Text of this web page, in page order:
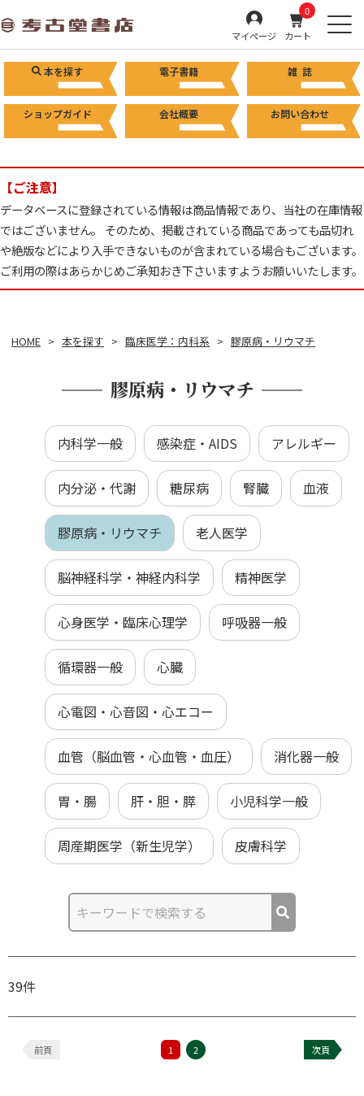
マイページ カート
0
本を探す 電子書籍 雑 誌
ショップガイド 会社概要 お問い合わせ
【ご注意】
データベースに登録されている情報は商品情報であり、当社の在庫情報
ではございません。 そのため、掲載されている商品であっても品切れ
や絶版などにより入手できないものが含まれている場合もございます。
ご利用の際はあらかじめご承知おき下さいますようお願いいたします。
HOME 本を探す 臨床医学：内科系 膠原病・リウマチ
膠原病・リウマチ
内科学一般 感染症・AIDS アレルギー
内分泌・代謝 糖尿病 腎臓 血液
膠原病・リウマチ 老人医学
脳神経科学・神経内科学 精神医学
心身医学・臨床心理学 呼吸器一般
循環器一般 心臓
心電図・心音図・心エコー
血管（脳血管・心血管・血圧） 消化器一般
胃・腸 肝・胆・膵 小児科学一般
周産期医学（新生児学） 皮膚科学
39件
前頁 1 2 次頁